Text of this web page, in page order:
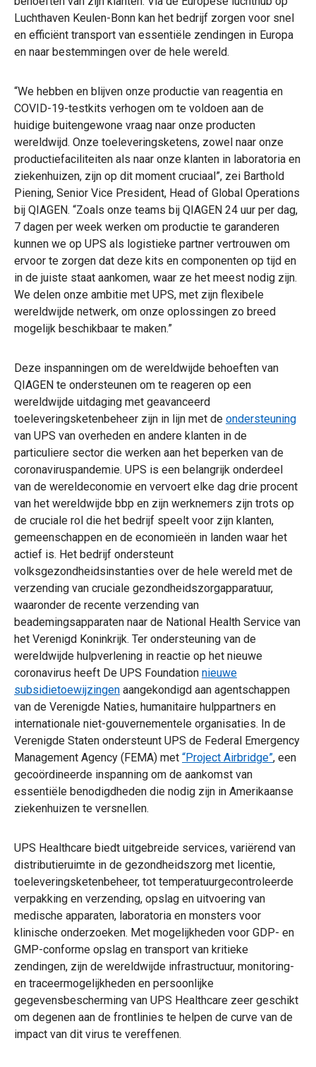
Luchthaven Keulen-Bonn kan het bedrijf zorgen voor snel
en efficiënt transport van essentiële zendingen in Europa
en naar bestemmingen over de hele wereld.
“We hebben en blijven onze productie van reagentia en
COVID-19-testkits verhogen om te voldoen aan de
huidige buitengewone vraag naar onze producten
wereldwijd. Onze toeleveringsketens, zowel naar onze
productiefaciliteiten als naar onze klanten in laboratoria en
ziekenhuizen, zijn op dit moment cruciaal”, zei Barthold
Piening, Senior Vice President, Head of Global Operations
bij QIAGEN. “Zoals onze teams bij QIAGEN 24 uur per dag,
7 dagen per week werken om productie te garanderen
kunnen we op UPS als logistieke partner vertrouwen om
ervoor te zorgen dat deze kits en componenten op tijd en
in de juiste staat aankomen, waar ze het meest nodig zijn.
We delen onze ambitie met UPS, met zijn flexibele
wereldwijde netwerk, om onze oplossingen zo breed
mogelijk beschikbaar te maken.”
Deze inspanningen om de wereldwijde behoeften van
QIAGEN te ondersteunen om te reageren op een
wereldwijde uitdaging met geavanceerd
toeleveringsketenbeheer zijn in lijn met de ondersteuning
van UPS van overheden en andere klanten in de
particuliere sector die werken aan het beperken van de
coronaviruspandemie. UPS is een belangrijk onderdeel
van de wereldeconomie en vervoert elke dag drie procent
van het wereldwijde bbp en zijn werknemers zijn trots op
de cruciale rol die het bedrijf speelt voor zijn klanten,
gemeenschappen en de economieën in landen waar het
actief is. Het bedrijf ondersteunt
volksgezondheidsinstanties over de hele wereld met de
verzending van cruciale gezondheidszorgapparatuur,
waaronder de recente verzending van
beademingsapparaten naar de National Health Service van
het Verenigd Koninkrijk. Ter ondersteuning van de
wereldwijde hulpverlening in reactie op het nieuwe
coronavirus heeft De UPS Foundation nieuwe
subsidietoewijzingen aangekondigd aan agentschappen
van de Verenigde Naties, humanitaire hulppartners en
internationale niet-gouvernementele organisaties. In de
Verenigde Staten ondersteunt UPS de Federal Emergency
Management Agency (FEMA) met “Project Airbridge”, een
gecoördineerde inspanning om de aankomst van
essentiële benodigdheden die nodig zijn in Amerikaanse
ziekenhuizen te versnellen.
UPS Healthcare biedt uitgebreide services, variërend van
distributieruimte in de gezondheidszorg met licentie,
toeleveringsketenbeheer, tot temperatuurgecontroleerde
verpakking en verzending, opslag en uitvoering van
medische apparaten, laboratoria en monsters voor
klinische onderzoeken. Met mogelijkheden voor GDP- en
GMP-conforme opslag en transport van kritieke
zendingen, zijn de wereldwijde infrastructuur, monitoring-
en traceermogelijkheden en persoonlijke
gegevensbescherming van UPS Healthcare zeer geschikt
om degenen aan de frontlinies te helpen de curve van de
impact van dit virus te vereffenen.